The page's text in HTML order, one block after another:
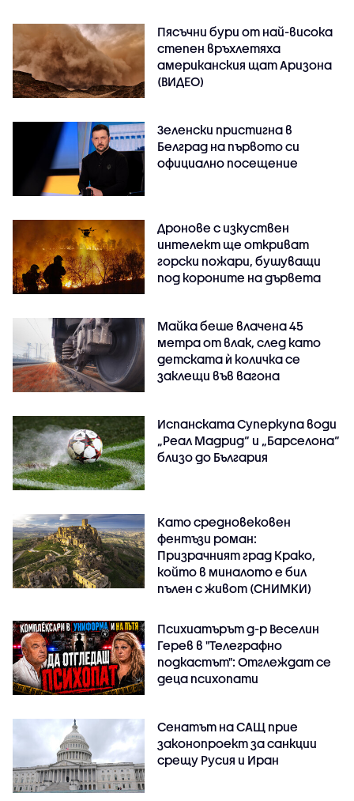
Пясъчни бури от най-висока
степен връхлетяха
американския щат Аризона
(ВИДЕО)
Зеленски пристигна в
Белград на първото си
официално посещение
Дронове с изкуствен
интелект ще откриват
горски пожари, бушуващи
под короните на дървета
Майка беше влачена 45
метра от влак, след като
детската ѝ количка се
заклещи във вагона
Испанската Суперкупа води
„Реал Мадрид“ и „Барселона“
близо до България
Като средновековен
фентъзи роман:
Призрачният град Крако,
който в миналото е бил
пълен с живот (СНИМКИ)
Психиатърът д-р Веселин
Герев в "Телеграфно
подкастът": Отглеждат се
деца психопати
Сенатът на САЩ прие
законопроект за санкции
срещу Русия и Иран